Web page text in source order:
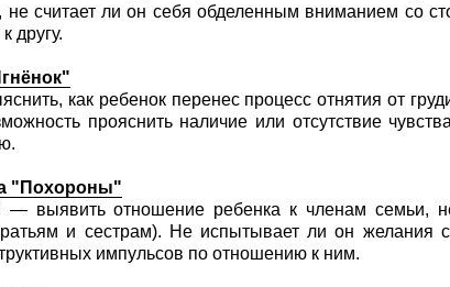
не считает ли он себя обделенным вниманием со
другу.
как ребенок перенес процесс отнятия от
прояснить наличие или отсутствие
"Похороны"
— выявить отношение ребенка к членам семьи,
и сестрам). Не испытывает ли он желания
импульсов по отношению к ним.